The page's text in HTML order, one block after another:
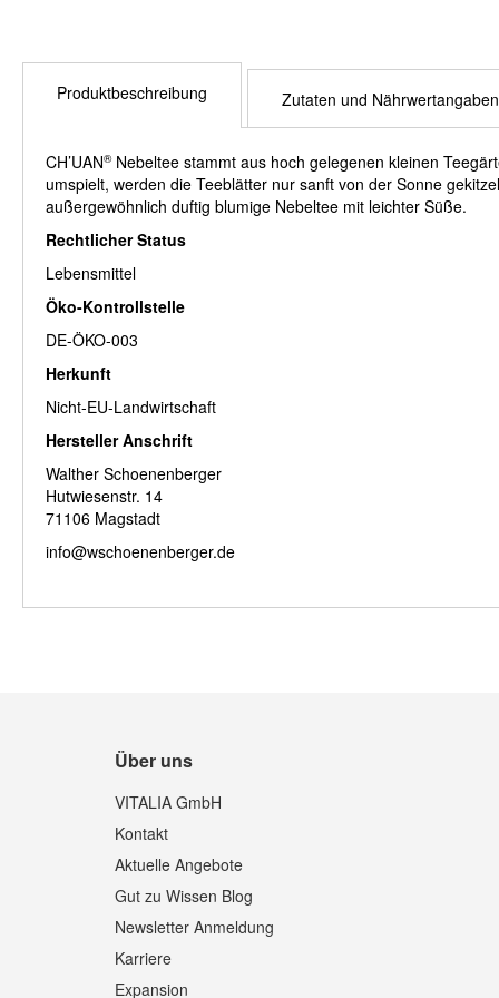
Produktbeschreibung
CH’UAN®Nebeltee stammt aus hoch gelegenen kleinen
umspielt, werden die Teeblätter nur sanft von der Sonne
außergewöhnlich duftig blumige Nebeltee mit leichter Süße.
Rechtlicher Status
Lebensmittel
Öko-Kontrollstelle
DE-ÖKO-003
Herkunft
Nicht-EU-Landwirtschaft
Hersteller Anschrift
Walther Schoenenberger
Hutwiesenstr. 14
71106 Magstadt
info@wschoenenberger.de
Zutaten und Nährwertangaben
Über uns
VITALIA GmbH
Kontakt
Aktuelle Angebote
Gut zu Wissen Blog
Newsletter Anmeldung
Karriere
Expansion